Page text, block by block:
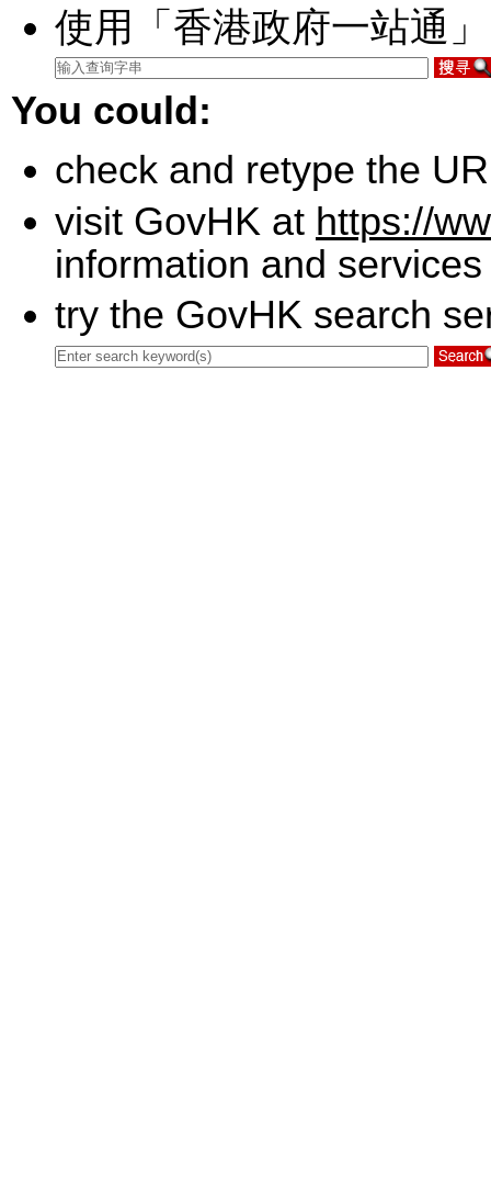
使用「香港政府一站通
You could:
check and retype the
visit GovHK at https://
information and
try the GovHK search